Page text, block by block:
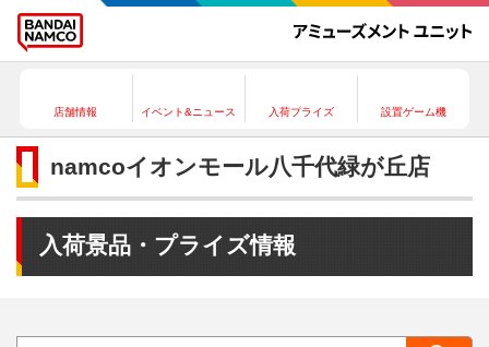
店舗情報 イベント&ニュース 入荷プライズ 設置ゲーム機
namcoイオンモール八千代緑が丘店
入荷景品・プライズ情報